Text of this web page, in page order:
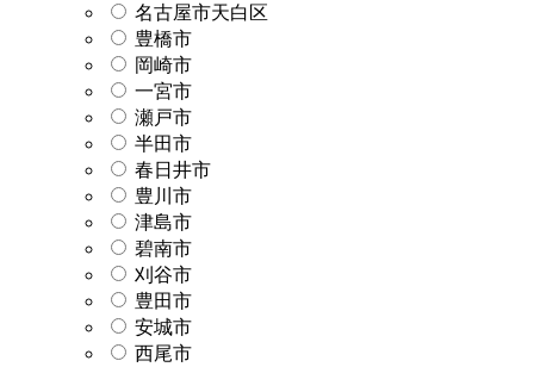
名古屋市天白区
豊橋市
岡崎市
一宮市
瀬戸市
半田市
春日井市
豊川市
津島市
碧南市
刈谷市
豊田市
安城市
西尾市